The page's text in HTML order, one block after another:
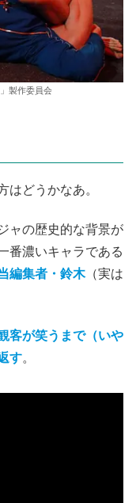
製作委員会
はどうかなあ。
ャの歴史的な背景が
番濃いキャラである
編集者・鈴木（実は
客が笑うまで（いや
す。